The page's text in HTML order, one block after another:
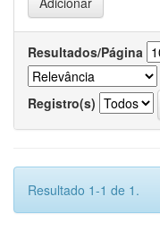
Resultados/Página
Registro(s)
Resultado 1-1 de 1.